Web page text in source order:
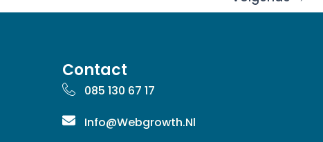
Contact
085 130 67 17
Info@webgrowth.nl